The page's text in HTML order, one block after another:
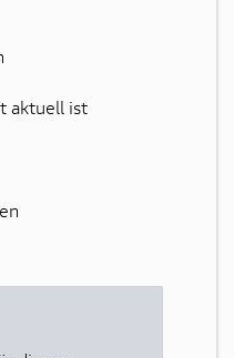
aktuell ist